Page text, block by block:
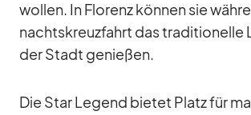
wol­len. In Flo­renz kön­nen sie
nachts­kreuz­fahrt das tra­di­tio­nelle
der Stadt ge­nie­ßen.
Die Star Le­gend bie­tet Platz für